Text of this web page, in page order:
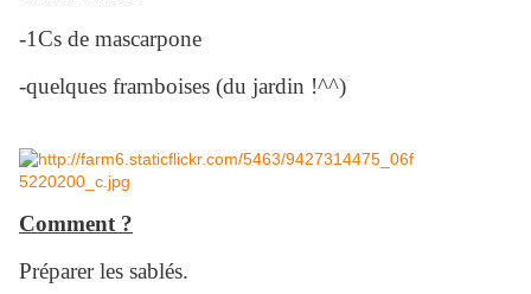
-1Cs de mascarpone
-quelques framboises (du jardin !^^)
Comment ?
Préparer les sablés.